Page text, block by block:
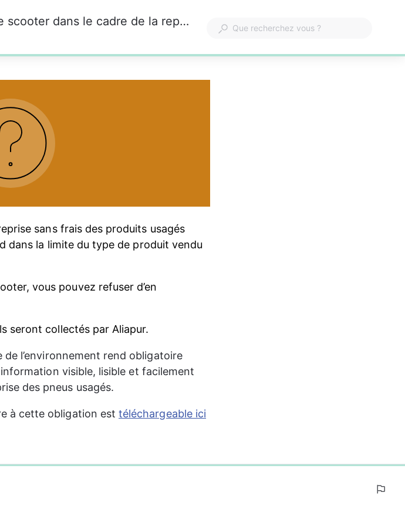
Je suis un vendeur de pneus VL, dois-je accepter des pneus de scooter dans le cadre de la reprise 8 pour zéro ?
sans frais des produits usagés
dans la limite du type de produit vendu
vous pouvez refuser d’en
seront collectés par Aliapur.
de l’environnement rend obligatoire
information visible, lisible et facilement
des pneus usagés.
à cette obligation est téléchargeable ici